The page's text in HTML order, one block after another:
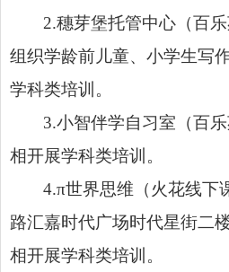
2.穗芽堡托管中心（百
组织学龄前儿童、小学生写
学科类培训。
3.小智伴学自习室（百
相开展学科类培训。
4.π世界思维（火花线下
路汇嘉时代广场时代星街二
相开展学科类培训。